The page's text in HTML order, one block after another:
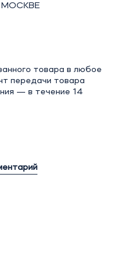
товара в любое
передачи товара
— в течение 14